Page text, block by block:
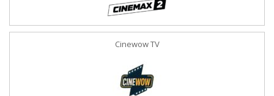
Cinewow TV